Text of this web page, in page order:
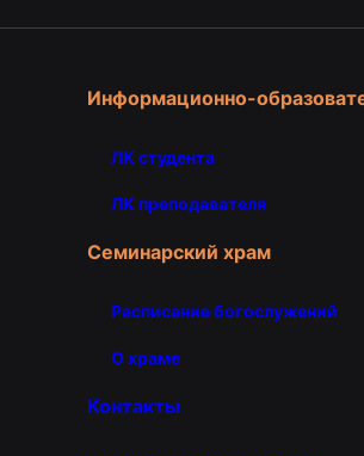
Информационно-
ЛК студента
ЛК преподавателя
Семинарский храм
Расписание богослужений
О храме
Контакты